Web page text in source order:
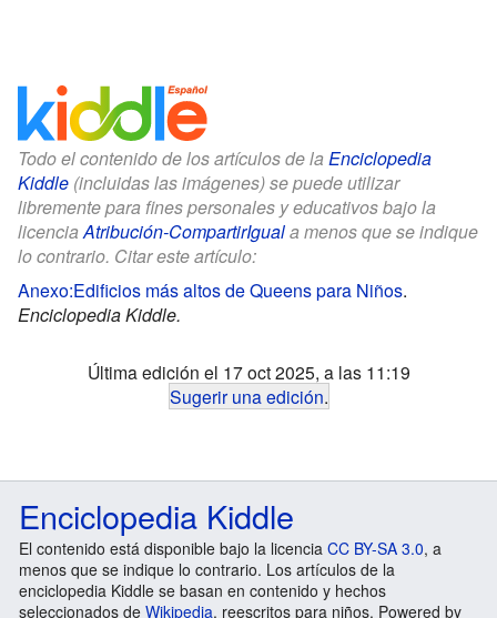
Todo el contenido de los artículos de la Enciclopedia
Kiddle (incluidas las imágenes) se puede utilizar
libremente para fines personales y educativos bajo la
licencia Atribución-CompartirIguala menos que se indique
lo contrario. Citar este artículo:
Anexo:Edificios más altos de Queens para Niños.
Enciclopedia Kiddle.
Última edición el 17 oct 2025, a las 11:19
Sugerir una edición.
Enciclopedia Kiddle
El contenido está disponible bajo la licencia CC BY-SA 3.0, a
menos que se indique lo contrario. Los artículos de la
enciclopedia Kiddle se basan en contenido y hechos
seleccionados de Wikipedia, reescritos para niños. Powered by